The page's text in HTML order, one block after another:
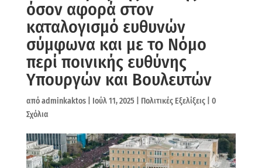
όσον αφορά στον
καταλογισμό ευθυνών
σύμφωνα και με το Νόμο
περί ποινικής ευθύνης
Υπουργών και Βουλευτών
απόadminkaktos| Ιούλ 11, 2025| Πολιτικές Εξελίξεις| 0
Σχόλια